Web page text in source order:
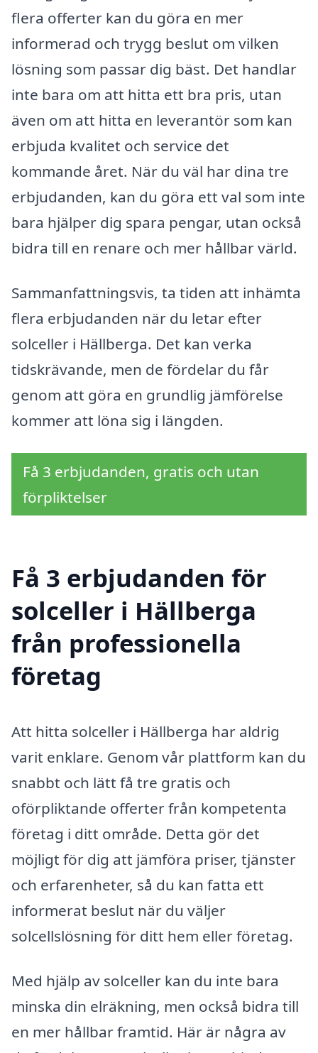
flera offerter kan du göra en mer
informerad och trygg beslut om vilken
lösning som passar dig bäst. Det handlar
inte bara om att hitta ett bra pris, utan
även om att hitta en leverantör som kan
erbjuda kvalitet och service det
kommande året. När du väl har dina tre
erbjudanden, kan du göra ett val som inte
bara hjälper dig spara pengar, utan också
bidra till en renare och mer hållbar värld.
Sammanfattningsvis, ta tiden att inhämta
flera erbjudanden när du letar efter
solceller i Hällberga. Det kan verka
tidskrävande, men de fördelar du får
genom att göra en grundlig jämförelse
kommer att löna sig i längden.
Få 3 erbjudanden, gratis och utan
förpliktelser
Få 3 erbjudanden för
solceller i Hällberga
från professionella
företag
Att hitta solceller i Hällberga har aldrig
varit enklare. Genom vår plattform kan du
snabbt och lätt få tre gratis och
oförpliktande offerter från kompetenta
företag i ditt område. Detta gör det
möjligt för dig att jämföra priser, tjänster
och erfarenheter, så du kan fatta ett
informerat beslut när du väljer
solcellslösning för ditt hem eller företag.
Med hjälp av solceller kan du inte bara
minska din elräkning, men också bidra till
en mer hållbar framtid. Här är några av